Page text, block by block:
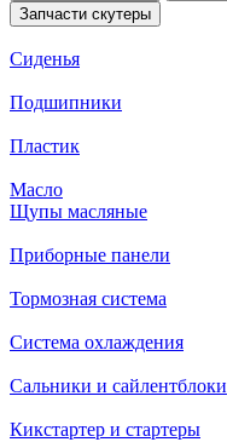
Запчасти скутеры
Сиденья
Подшипники
Пластик
Масло
Щупы масляные
Приборные панели
Тормозная система
Система охлаждения
Сальники и сайлентблоки
Кикстартер и стартеры